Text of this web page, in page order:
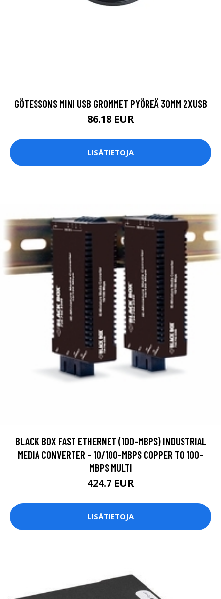
GÖTESSONS MINI USB GROMMET PYÖREÄ 30MM 2XUSB
86.18 EUR
LISÄTIETOJA
BLACK BOX FAST ETHERNET (100-MBPS) INDUSTRIAL
MEDIA CONVERTER - 10/100-MBPS COPPER TO 100-
MBPS MULTI
424.7 EUR
LISÄTIETOJA